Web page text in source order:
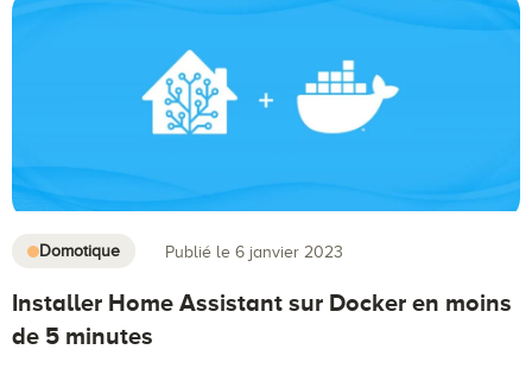
Domotique Publié le 6 janvier 2023
Installer Home Assistant sur Docker en moins
de 5 minutes